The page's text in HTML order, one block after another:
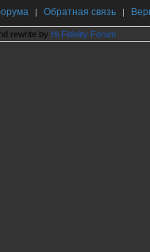
| Обратная связь |
rewrite by Hi Fidelity Forum